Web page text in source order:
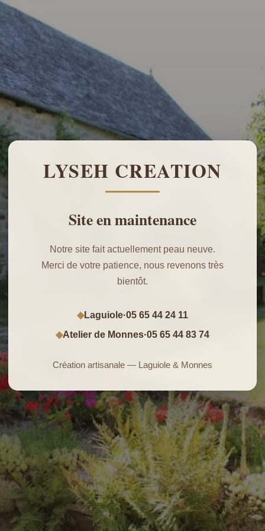
LYSEH CREATION
Site en maintenance
Notre site fait actuellement peau neuve.
Merci de votre patience, nous revenons très
bientôt.
◆Laguiole·05 65 44 24 11
◆Atelier de Monnes·05 65 44 83 74
Création artisanale — Laguiole & Monnes